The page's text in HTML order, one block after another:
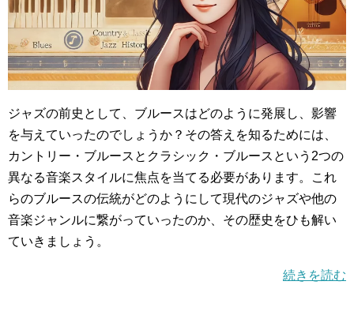
ジャズの前史として、ブルースはどのように発展し、影響
を与えていったのでしょうか？その答えを知るためには、
カントリー・ブルースとクラシック・ブルースという2つの
異なる音楽スタイルに焦点を当てる必要があります。これ
らのブルースの伝統がどのようにして現代のジャズや他の
音楽ジャンルに繋がっていったのか、その歴史をひも解い
ていきましょう。
続きを読む